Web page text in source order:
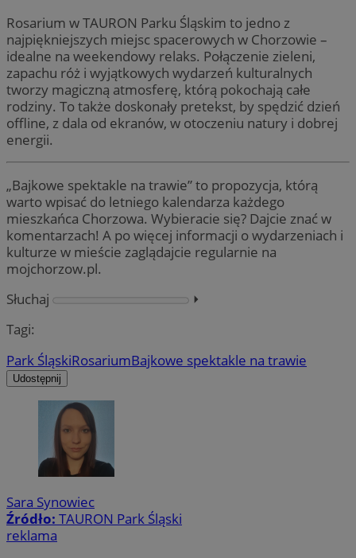
Rosarium w TAURON Parku Śląskim to jedno z
najpiękniejszych miejsc spacerowych w Chorzowie –
idealne na weekendowy relaks. Połączenie zieleni,
zapachu róż i wyjątkowych wydarzeń kulturalnych
tworzy magiczną atmosferę, którą pokochają całe
rodziny. To także doskonały pretekst, by spędzić dzień
offline, z dala od ekranów, w otoczeniu natury i dobrej
energii.
„Bajkowe spektakle na trawie” to propozycja, którą
warto wpisać do letniego kalendarza każdego
mieszkańca Chorzowa. Wybieracie się? Dajcie znać w
komentarzach! A po więcej informacji o wydarzeniach i
kulturze w mieście zaglądajcie regularnie na
mojchorzow.pl.
Słuchaj
⏵︎
Tagi:
Park ŚląskiRosariumBajkowe spektakle na trawie
Udostępnij
Sara Synowiec
Źródło: TAURON Park Śląski
reklama